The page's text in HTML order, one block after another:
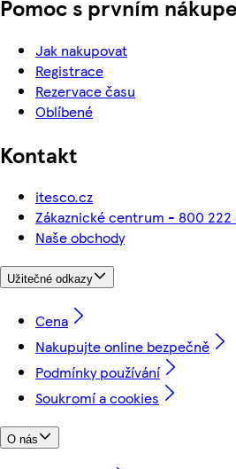
Pomoc s prvním
Jak nakupovat
Registrace
Rezervace času
Oblíbené
Kontakt
itesco.cz
Zákaznické centrum - 800 222
Naše obchody
Užitečné odkazy
Cena
Nakupujte online bezpečně
Podmínky používání
Soukromí a cookies
O nás